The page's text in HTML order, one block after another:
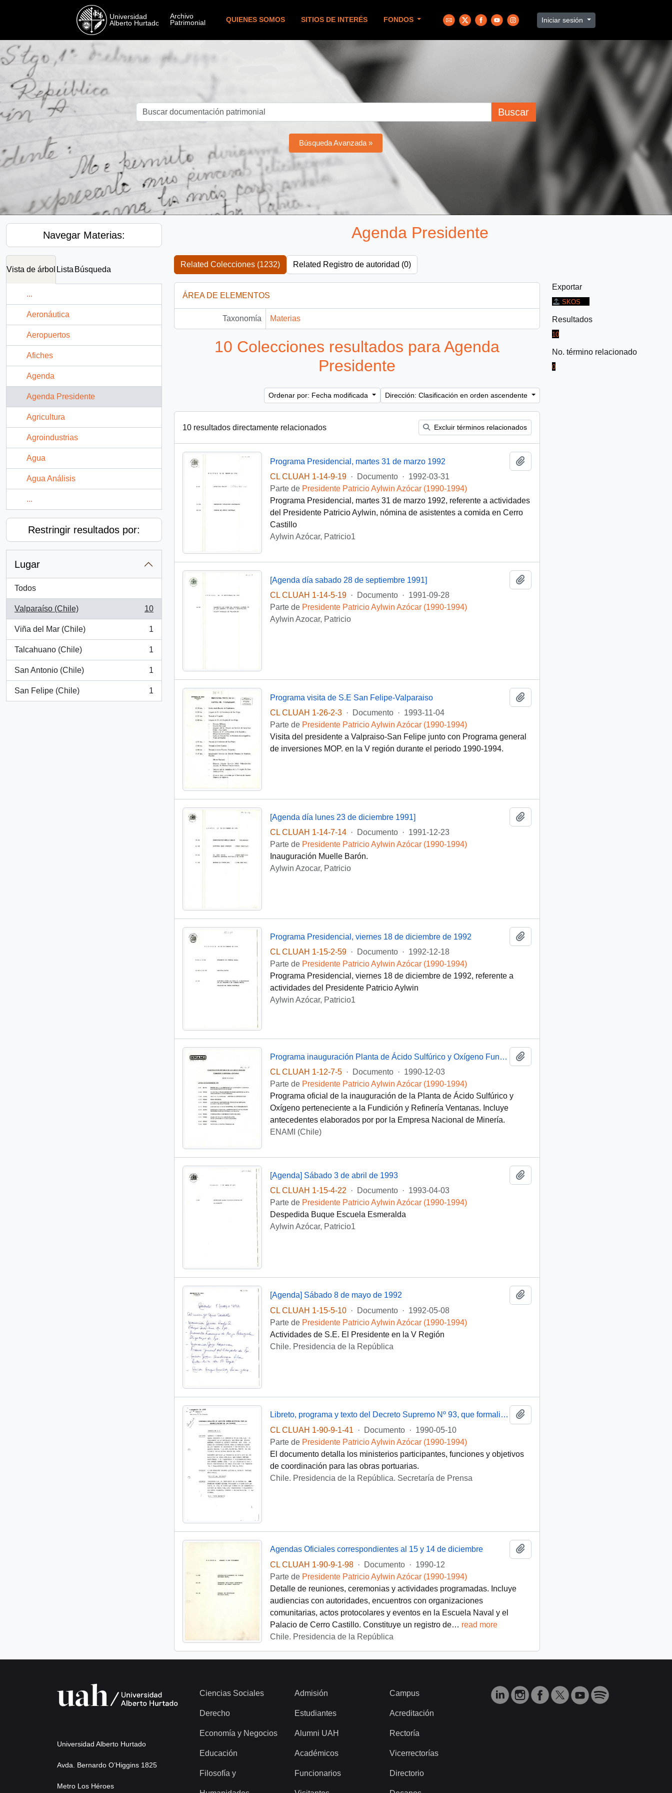
QUIENES SOMOS SITIOS DE INTERÉS FONDOS Iniciar sesión
Buscar
Búsqueda Avanzada »
Navegar Materias:
Vista de árbol Lista Búsqueda
...
Aeronáutica
Aeropuertos
Afiches
Agenda
Agenda Presidente
Agricultura
Agroindustrias
Agua
Agua Análisis
...
Restringir resultados por:
Lugar
Todos
Valparaíso (Chile)
, 10 resultados
10
Viña del Mar (Chile)
, 1 resultados
1
Talcahuano (Chile)
, 1 resultados
1
San Antonio (Chile)
, 1 resultados
1
San Felipe (Chile)
, 1 resultados
1
Agenda Presidente
Related Colecciones (1232) Related Registro de autoridad (0)
ÁREA DE ELEMENTOS
Taxonomía Materias
10 Colecciones resultados para Agenda
Presidente
Ordenar por: Fecha modificada Dirección: Clasificación en orden ascendente
10 resultados directamente relacionados Excluir términos relacionados
Programa Presidencial, martes 31 de marzo 1992
CL CLUAH 1-14-9-19
· Documento · 1992-03-31
Parte de Presidente Patricio Aylwin Azócar (1990-1994)
Programa Presidencial, martes 31 de marzo 1992, referente a actividades
del Presidente Patricio Aylwin, nómina de asistentes a comida en Cerro
Castillo
Aylwin Azócar, Patricio1
[Agenda día sabado 28 de septiembre 1991]
CL CLUAH 1-14-5-19
· Documento · 1991-09-28
Parte de Presidente Patricio Aylwin Azócar (1990-1994)
Aylwin Azocar, Patricio
Programa visita de S.E San Felipe-Valparaiso
CL CLUAH 1-26-2-3
· Documento · 1993-11-04
Parte de Presidente Patricio Aylwin Azócar (1990-1994)
Visita del presidente a Valpraiso-San Felipe junto con Programa general
de inversiones MOP. en la V región durante el periodo 1990-1994.
[Agenda día lunes 23 de diciembre 1991]
CL CLUAH 1-14-7-14
· Documento · 1991-12-23
Parte de Presidente Patricio Aylwin Azócar (1990-1994)
Inauguración Muelle Barón.
Aylwin Azocar, Patricio
Programa Presidencial, viernes 18 de diciembre de 1992
CL CLUAH 1-15-2-59
· Documento · 1992-12-18
Parte de Presidente Patricio Aylwin Azócar (1990-1994)
Programa Presidencial, viernes 18 de diciembre de 1992, referente a
actividades del Presidente Patricio Aylwin
Aylwin Azócar, Patricio1
Programa inauguración Planta de Ácido Sulfúrico y Oxígeno Fundición y Refinería Ventanas
CL CLUAH 1-12-7-5
· Documento · 1990-12-03
Parte de Presidente Patricio Aylwin Azócar (1990-1994)
Programa oficial de la inauguración de la Planta de Ácido Sulfúrico y
Oxígeno perteneciente a la Fundición y Refinería Ventanas. Incluye
antecedentes elaborados por por la Empresa Nacional de Minería.
ENAMI (Chile)
[Agenda] Sábado 3 de abril de 1993
CL CLUAH 1-15-4-22
· Documento · 1993-04-03
Parte de Presidente Patricio Aylwin Azócar (1990-1994)
Despedida Buque Escuela Esmeralda
Aylwin Azócar, Patricio1
[Agenda] Sábado 8 de mayo de 1992
CL CLUAH 1-15-5-10
· Documento · 1992-05-08
Parte de Presidente Patricio Aylwin Azócar (1990-1994)
Actividades de S.E. El Presidente en la V Región
Chile. Presidencia de la República
Libreto, programa y texto del Decreto Supremo Nº 93, que formaliza la creación de la Comisión Interministerial para la Rehabilitación de los Puertos de Valparaíso, San Antonio y San Vicente
CL CLUAH 1-90-9-1-41
· Documento · 1990-05-10
Parte de Presidente Patricio Aylwin Azócar (1990-1994)
El documento detalla los ministerios participantes, funciones y objetivos
de coordinación para las obras portuarias.
Chile. Presidencia de la República. Secretaría de Prensa
Agendas Oficiales correspondientes al 15 y 14 de diciembre
CL CLUAH 1-90-9-1-98
· Documento · 1990-12
Parte de Presidente Patricio Aylwin Azócar (1990-1994)
Detalle de reuniones, ceremonias y actividades programadas. Incluye
audiencias con autoridades, encuentros con organizaciones
comunitarias, actos protocolares y eventos en la Escuela Naval y el
Palacio de Cerro Castillo. Constituye un registro de… read more
Chile. Presidencia de la República
Exportar
SKOS
Resultados
10
No. término relacionado
0
Universidad Alberto Hurtado
Avda. Bernardo O’Higgins 1825
Metro Los Héroes
Ciencias Sociales
Derecho
Economía y Negocios
Educación
Filosofía y
Admisión
Estudiantes
Alumni UAH
Académicos
Funcionarios
Campus
Acreditación
Rectoría
Vicerrectorías
Directorio